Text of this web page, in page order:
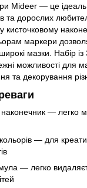
Mideer — це
та дорослих
кисточковому
маркери
широкі мазки. Набір
можливості для
та декорування
— легко
— для
— легко